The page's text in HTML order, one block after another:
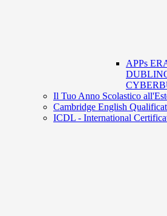
APPs
Il Tuo Anno Scolastico
Cambridge English
ICDL - International